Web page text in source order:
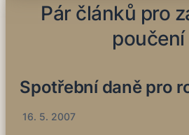
Pár článků pro
poučení
Spotřební daně pro
16. 5. 2007